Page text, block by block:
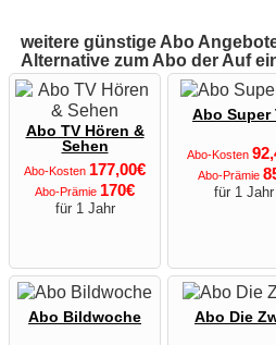
weitere günstige Abo
Alternative zum Abo der Auf
Abo TV Hören &
Sehen
Abo-Kosten 177,00€
Abo-Prämie 170€
für 1 Jahr
Abo Super
Abo-Kosten
Abo-Prämie
für 1 Jahr
Abo Bildwoche Abo Die